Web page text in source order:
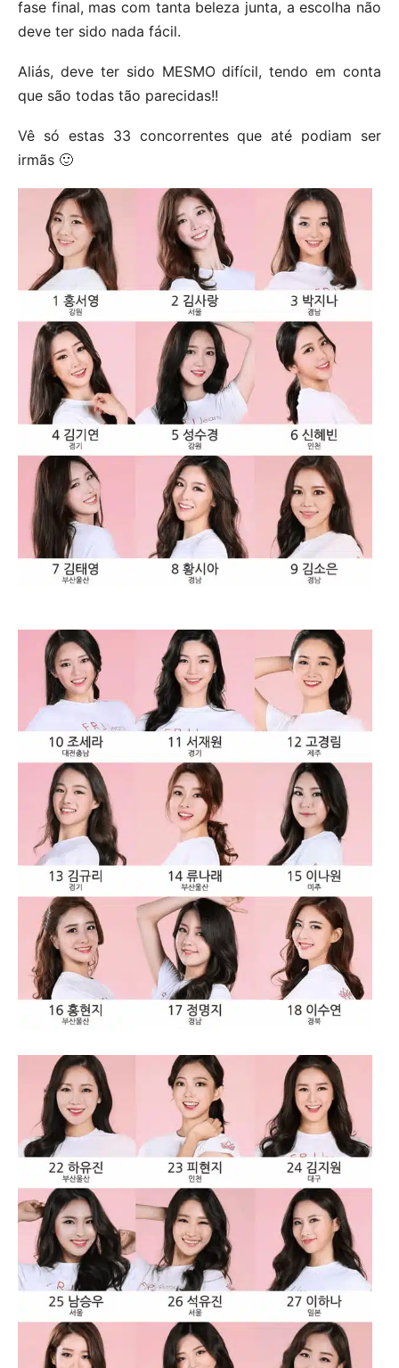
fase final, mas com tanta beleza junta, a escolha não
deve ter sido nada fácil.
Aliás, deve ter sido MESMO difícil, tendo em conta
que são todas tão parecidas!!
Vê só estas 33 concorrentes que até podiam ser
irmãs 🙂